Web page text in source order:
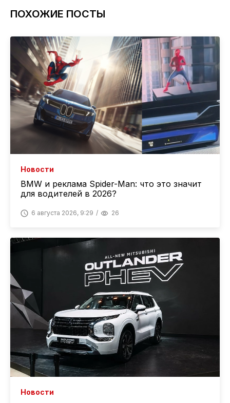
ПОХОЖИЕ ПОСТЫ
Новости
BMW и реклама Spider-Man: что это значит
для водителей в 2026?
6 августа 2026, 9:29 26
Новости